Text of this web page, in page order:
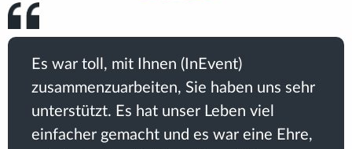
Es war toll, mit Ihnen (InEvent)
zusammenzuarbeiten, Sie haben uns sehr
unterstützt. Es hat unser Leben viel
einfacher gemacht und es war eine Ehre,